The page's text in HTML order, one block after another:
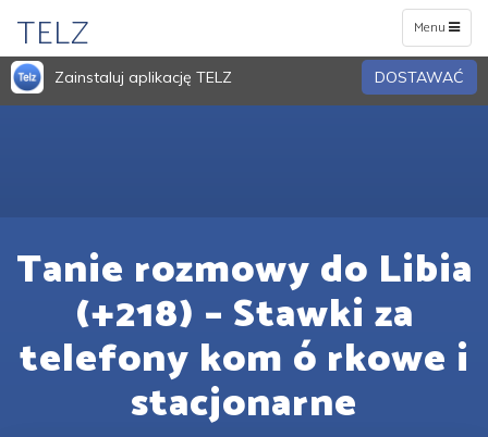
Toggle
navigation
Menu
TELZ
Zainstaluj aplikację TELZ DOSTAWAĆ
Tanie rozmowy do Libia
(+218) – Stawki za
telefony kom ó rkowe i
stacjonarne